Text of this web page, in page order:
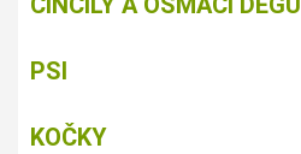
PSI
KOČKY